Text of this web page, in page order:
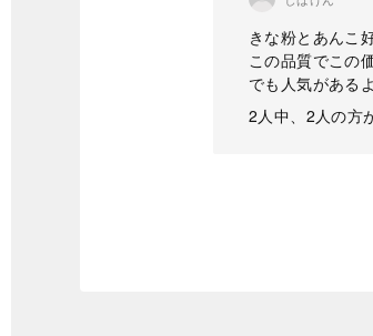
きな粉とあんこ
この品質でこの
でも人気がある
2人中、2人の方